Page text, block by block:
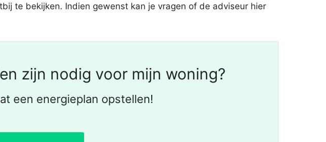
te bekijken. Indien gewenst kan je vragen of de adviseur hier
zijn nodig voor mijn woning?
een energieplan opstellen!